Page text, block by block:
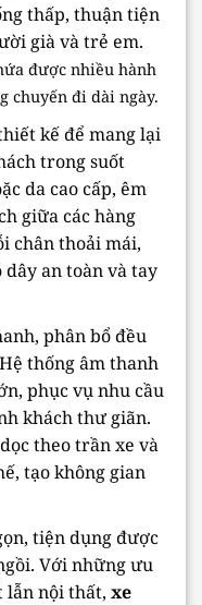
thấp, thuận tiện
già và trẻ em.
được nhiều hành
chuyến đi dài ngày.
kế để mang lại
trong suốt
da cao cấp, êm
giữa các hàng
chân thoải mái,
dây an toàn và tay
phân bổ đều
thống âm thanh
phục vụ nhu cầu
khách thư giãn.
theo trần xe và
tạo không gian
tiện dụng được
Với những ưu
lẫn nội thất, xe